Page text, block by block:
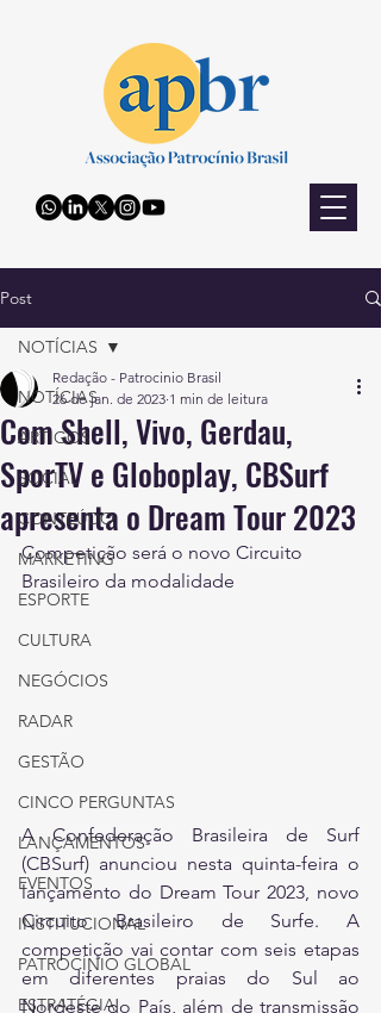
Post
NOTÍCIAS
ARTIGOS
SOCIAL
CONTEÚDO
MARKETING
ESPORTE
CULTURA
NEGÓCIOS
RADAR
GESTÃO
CINCO PERGUNTAS
LANÇAMENTOS
EVENTOS
INSTITUCIONAL
PATROCÍNIO GLOBAL
ESTRATÉGIA
NOTÍCIAS
Com Shell, Vivo, Gerdau,
SporTV e Globoplay, CBSurf
apresenta o Dream Tour 2023
Redação - Patrocinio Brasil
26 de jan. de 2023 1 min de leitura
Competição será o novo Circuito
Brasileiro da modalidade
A Confederação Brasileira de Surf
(CBSurf) anunciou nesta quinta-feira o
lançamento do Dream Tour 2023, novo
Circuito Brasileiro de Surfe. A
competição vai contar com seis etapas
em diferentes praias do Sul ao
Nordeste do País, além de transmissão